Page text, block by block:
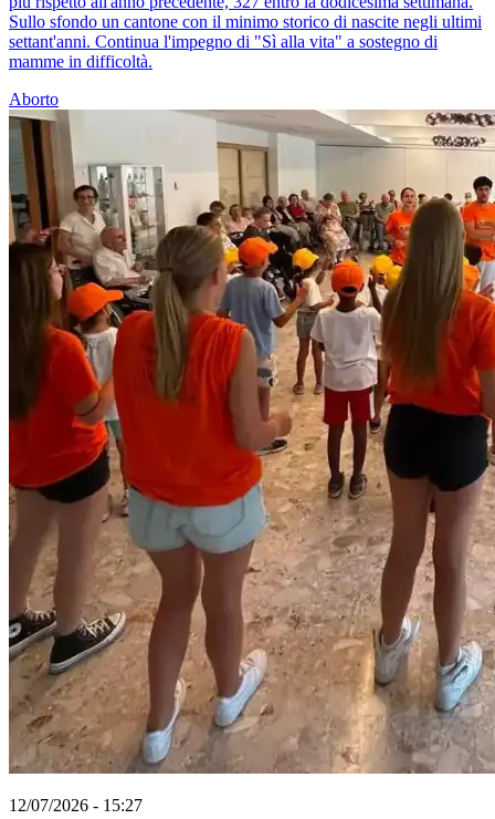
Sullo sfondo un cantone con il minimo storico di nascite negli ultimi
settant'anni. Continua l'impegno di "Sì alla vita" a sostegno di
mamme in difficoltà.
Aborto
12/07/2026 - 15:27